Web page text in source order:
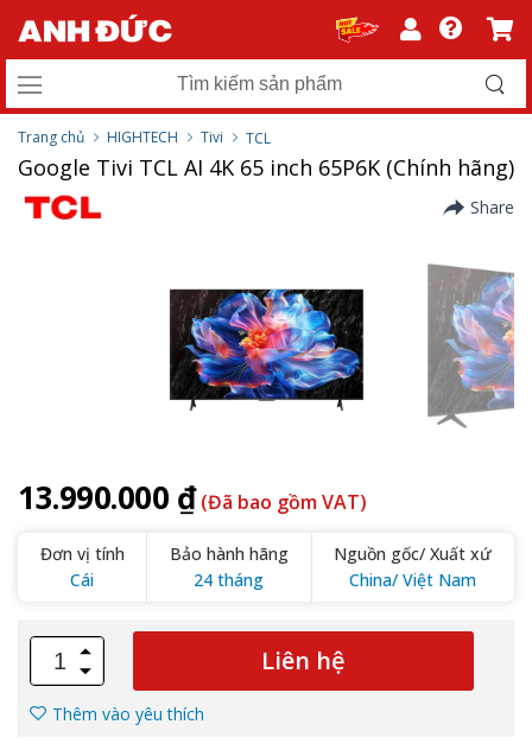
Trang chủ HIGHTECH Tivi TCL
Google Tivi TCL AI 4K 65 inch 65P6K (Chính hãng)
Share
13.990.000 ₫ (Đã bao gồm VAT)
Đơn vị tính
Cái
Bảo hành hãng
24 tháng
Nguồn gốc/ Xuất xứ
China/ Việt Nam
Liên hệ
Thêm vào yêu thích